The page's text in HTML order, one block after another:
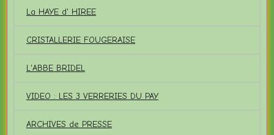
La HAYE d' HIREE
CRISTALLERIE FOUGERAISE
L'ABBE BRIDEL
VIDEO : LES 3 VERRERIES DU PAY
ARCHIVES de PRESSE